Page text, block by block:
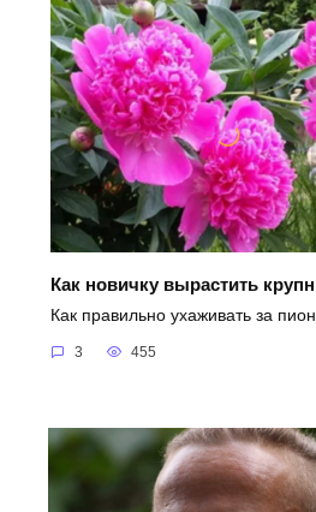
Как новичку вырастить
Как правильно ухаживать за
3 455